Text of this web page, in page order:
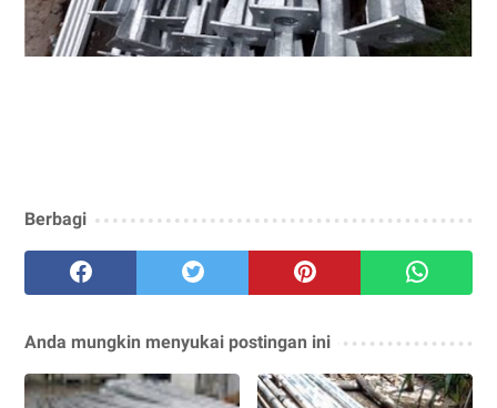
Berbagi
Anda mungkin menyukai postingan ini